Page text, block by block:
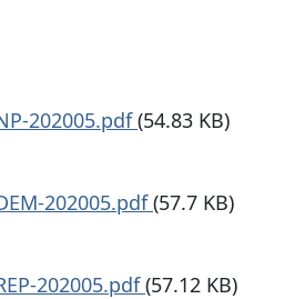
202005.pdf(54.83 KB)
202005.pdf(57.7 KB)
202005.pdf(57.12 KB)